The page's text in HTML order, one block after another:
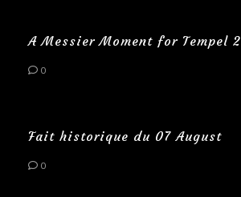
A Messier Moment for Tempel 2
0
Fait historique du 07 August
0